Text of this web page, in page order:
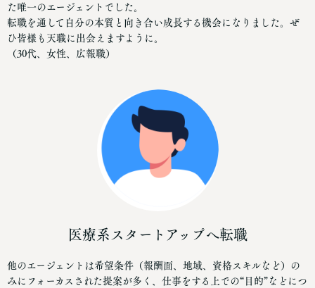
た唯一のエージェントでした。
転職を通して自分の本質と向き合い成長する機会になりました。ぜ
ひ皆様も天職に出会えますように。
（30代、女性、広報職）
医療系スタートアップへ転職
他のエージェントは希望条件（報酬面、地域、資格スキルなど）の
みにフォーカスされた提案が多く、仕事をする上での“目的”などにつ